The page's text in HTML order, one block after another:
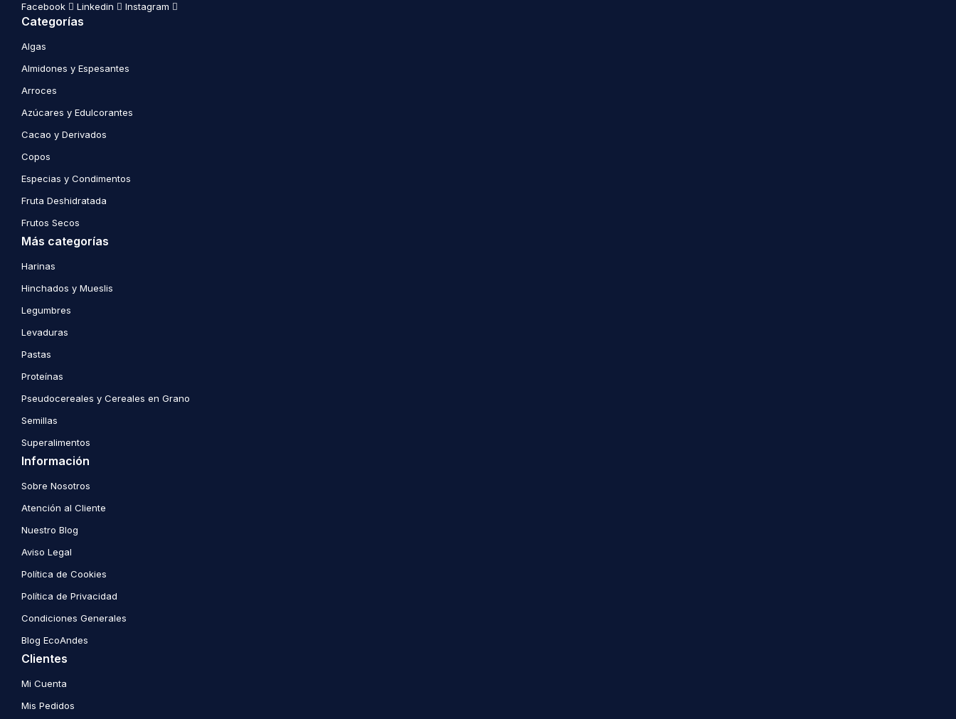
Facebook Linkedin Instagram
Categorías
Algas
Almidones y Espesantes
Arroces
Azúcares y Edulcorantes
Cacao y Derivados
Copos
Especias y Condimentos
Fruta Deshidratada
Frutos Secos
Más categorías
Harinas
Hinchados y Mueslis
Legumbres
Levaduras
Pastas
Proteínas
Pseudocereales y Cereales en Grano
Semillas
Superalimentos
Información
Sobre Nosotros
Atención al Cliente
Nuestro Blog
Aviso Legal
Política de Cookies
Política de Privacidad
Condiciones Generales
Blog EcoAndes
Clientes
Mi Cuenta
Mis Pedidos